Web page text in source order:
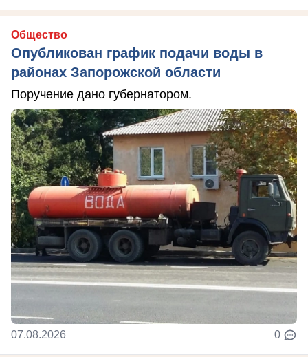
Общество
Опубликован график подачи воды в
районах Запорожской области
Поручение дано губернатором.
07.08.2026 0